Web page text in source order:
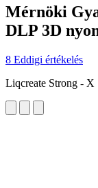
Mérnöki
DLP 3D
8 Eddigi értékelés
Liqcreate Strong - X